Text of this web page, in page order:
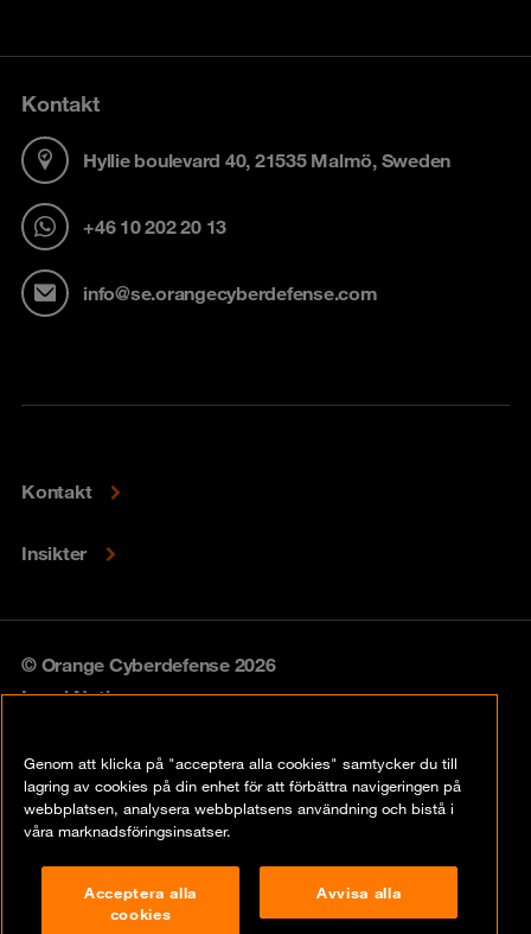
Kontakt
Hyllie boulevard 40, 21535 Malmö, Sweden
+46 10 202 20 13
info@se.orangecyberdefense.com
Kontakt
Insikter
© Orange Cyberdefense 2026
Legal Notice
Vulnerability policy
Compliance
Genom att klicka på "acceptera alla cookies" samtycker du till
lagring av cookies på din enhet för att förbättra navigeringen på
webbplatsen, analysera webbplatsens användning och bistå i
våra marknadsföringsinsatser.
Acceptera alla
cookies
Avvisa alla